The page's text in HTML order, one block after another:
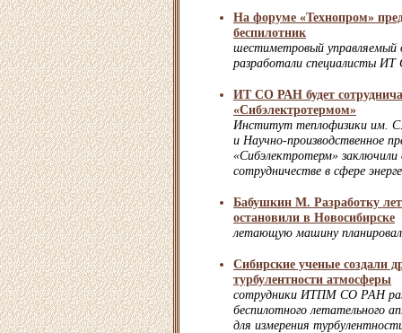
На форуме «Технопром»
беспилотник
шестиметровый управляемый
разработали специалисты
ИТ СО РАН будет
«Сибэлектротермом»
Институт теплофизики им.
и Научно-производственное
«Сибэлектротерм» заключили
сотрудничестве в сфере
Бабушкин М. Разработку
остановили в Новосибирске
летающую машину
Сибирские ученые создали
турбулентности атмосферы
сотрудники ИТПМ СО РАН
беспилотного летательного
для измерения